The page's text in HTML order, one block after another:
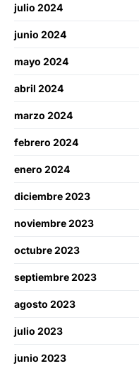
julio 2024
junio 2024
mayo 2024
abril 2024
marzo 2024
febrero 2024
enero 2024
diciembre 2023
noviembre 2023
octubre 2023
septiembre 2023
agosto 2023
julio 2023
junio 2023